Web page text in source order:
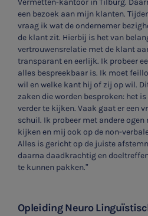
een bezoek aan mijn klanten.
vraag ik wat de ondernemer
de klant zit. Hierbij is het van
vertrouwensrelatie met de klant
transparant en eerlijk. Ik probeer
alles bespreekbaar is. Ik moet
wil en welke kant hij of zij op wil.
zaken die worden besproken: het
verder te kijken. Vaak gaat er een
schuil. Ik probeer met andere ogen
kijken en mij ook op de non-
Alles is gericht op de juiste
daarna daadkrachtig en
te kunnen pakken.”
Opleiding Neuro